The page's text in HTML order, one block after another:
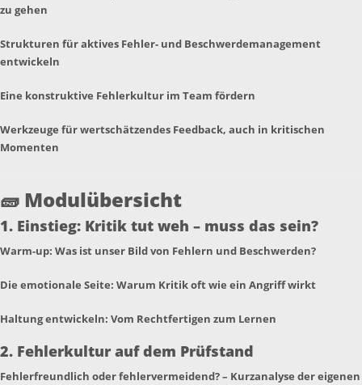
zu gehen
Strukturen für aktives Fehler- und Beschwerdemanagement
entwickeln
Eine konstruktive Fehlerkultur im Team fördern
Werkzeuge für wertschätzendes Feedback, auch in kritischen
Momenten
🧱 Modulübersicht
1. Einstieg: Kritik tut weh – muss das sein?
Warm-up: Was ist unser Bild von Fehlern und Beschwerden?
Die emotionale Seite: Warum Kritik oft wie ein Angriff wirkt
Haltung entwickeln: Vom Rechtfertigen zum Lernen
2. Fehlerkultur auf dem Prüfstand
Fehlerfreundlich oder fehlervermeidend? – Kurzanalyse der eigenen